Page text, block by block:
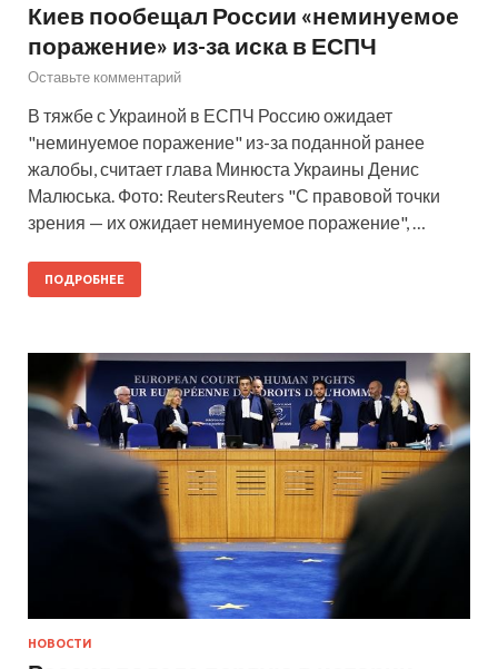
Киев пообещал России «неминуемое
поражение» из-за иска в ЕСПЧ
Оставьте комментарий
В тяжбе с Украиной в ЕСПЧ Россию ожидает
"неминуемое поражение" из-за поданной ранее
жалобы, считает глава Минюста Украины Денис
Малюська. Фото: ReutersReuters "С правовой точки
зрения — их ожидает неминуемое поражение", …
ПОДРОБНЕЕ
НОВОСТИ